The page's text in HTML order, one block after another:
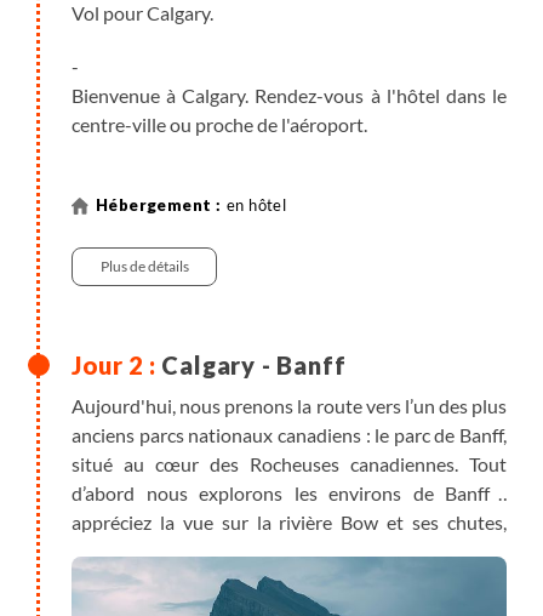
Vol pour Calgary.
-
Bienvenue à Calgary. Rendez-vous à l'hôtel dans le
centre-ville ou proche de l'aéroport.
en hôtel
Plus de détails
Calgary - Banff
Aujourd'hui, nous prenons la route vers l’un des plus
anciens parcs nationaux canadiens : le parc de Banff,
situé au cœur des Rocheuses canadiennes. Tout
d’abord nous explorons les environs de Banff ;
appréciez la vue sur la rivière Bow et ses chutes,
ressentez l’atmosphère mystique au bord du lac
Minnewanka ("lac des esprits de l’eau" en nakota) et
parcourez l’un des sentiers les plus populaires de la